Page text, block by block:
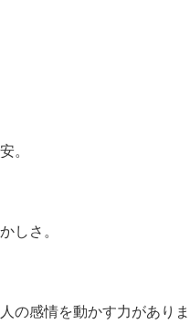
。
しさ。
の感情を動かす力がありま